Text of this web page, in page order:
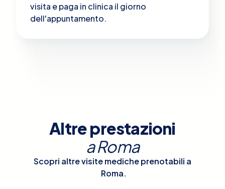
visita e paga in clinica il giorno
dell'appuntamento.
Altre prestazioni
aRoma
Scopri altre visite mediche prenotabili a
Roma.